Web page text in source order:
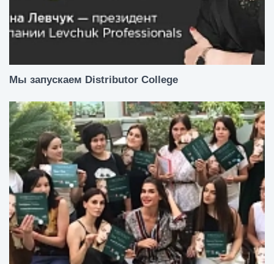
Мы запускаем Distributor College